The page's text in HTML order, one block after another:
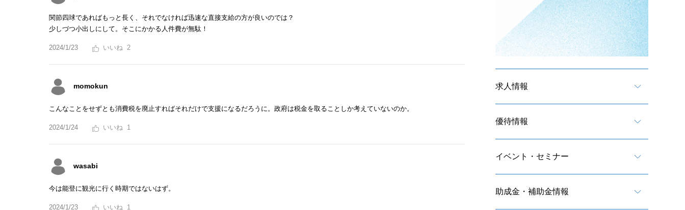
関節四球であればもっと長く、それでなければ迅速な直接支給の方が良いのでは？
少しづつ小出しにして。そこにかかる人件費が無駄！
2024/1/23 2
momokun
こんなことをせずとも消費税を廃止すればそれだけで支援になるだろうに。政府は税金を取ることしか考えていないのか。
2024/1/24 1
wasabi
今は能登に観光に行く時期ではないはず。
2024/1/23 1
求人情報
優待情報
イベント・セミナー
助成金・補助金情報